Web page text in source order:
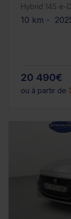
Hybrid 145 e-
10 km -
20 490€
ou à partir de